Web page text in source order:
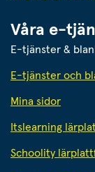
Våra e-
E-tjänster &
E-tjänster och
Mina sidor
Itslearning
Schoolity